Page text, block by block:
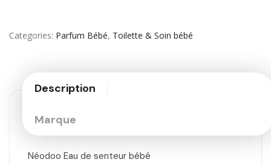
Categories Parfum Bébé, Toilette & Soin bébé
Description
Marque
Néodoo Eau de senteur bébé